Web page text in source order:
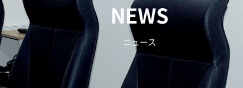
NEWS
ニュース